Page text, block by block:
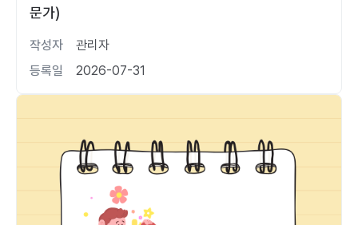
문가)
작성자
관리자
등록일
2026-07-31